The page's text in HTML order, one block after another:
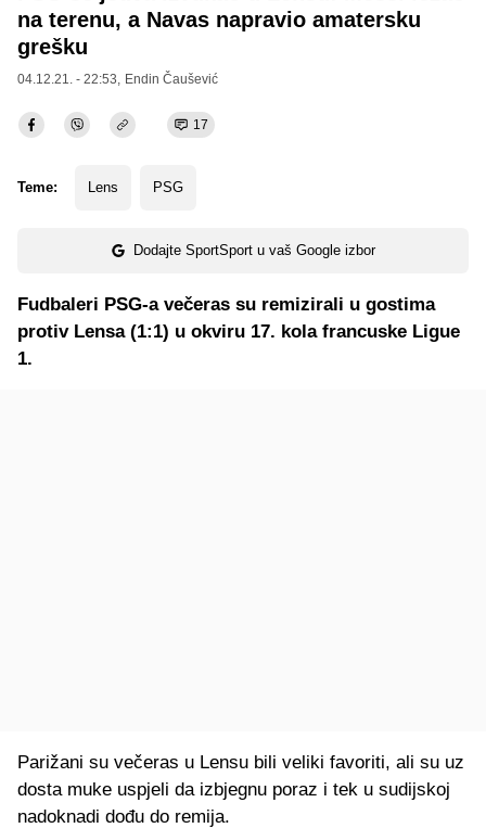
na terenu, a Navas napravio amatersku
grešku
04.12.21. - 22:53, Endin Čaušević
17
Teme: Lens PSG
Dodajte SportSport u vaš Google izbor
Fudbaleri PSG-a večeras su remizirali u gostima
protiv Lensa (1:1) u okviru 17. kola francuske Ligue
1.
Parižani su večeras u Lensu bili veliki favoriti, ali su uz
dosta muke uspjeli da izbjegnu poraz i tek u sudijskoj
nadoknadi dođu do remija.